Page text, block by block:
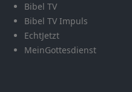
Bibel TV
Bibel TV Impuls
EchtJetzt
MeinGottesdienst